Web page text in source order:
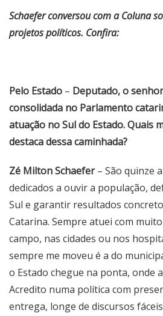
Schaefer conversou com a Coluna
projetos políticos. Confira:
Pelo Estado – Deputado, o
consolidada no Parlamento
atuação no Sul do Estado. Quais
destaca dessa caminhada?
Zé Milton Schaefer– São quinze
dedicados a ouvir a população,
Sul e garantir resultados
Catarina. Sempre atuei com
campo, nas cidades ou nos
sempre me moveu é a do
o Estado chegue na ponta, onde
Acredito numa política com
entrega, longe de discursos